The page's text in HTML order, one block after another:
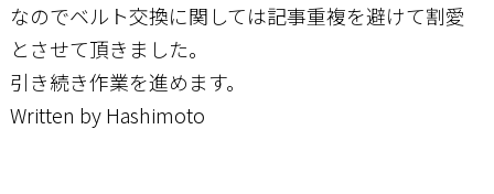
なのでベルト交換に関しては記事重複を避けて割愛
とさせて頂きました。
引き続き作業を進めます。
Written by Hashimoto